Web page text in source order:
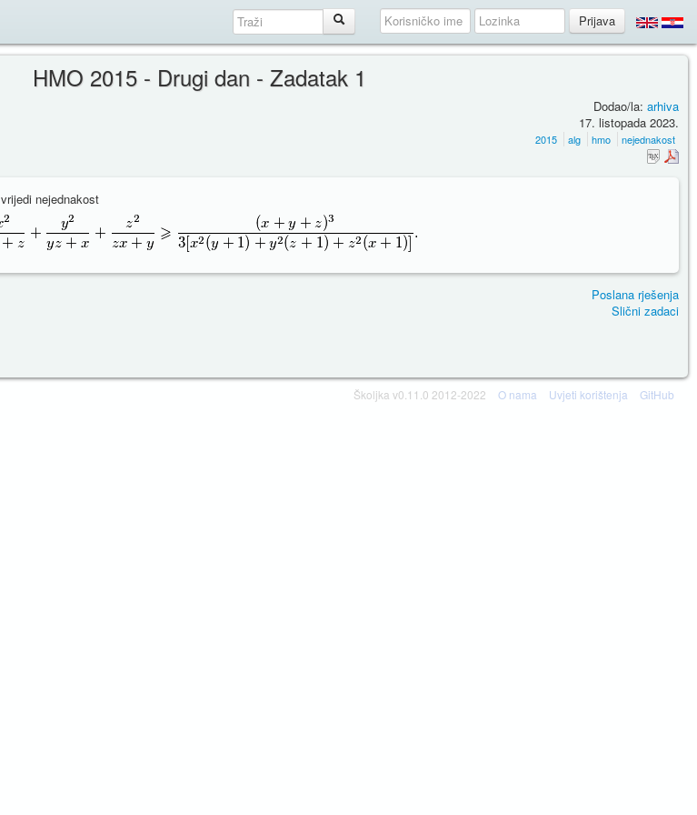
HMO 2015 - Drugi dan - Zadatak 1
Dodao/la: arhiva
17. listopada 2023.
2015 alg hmo nejednakost
vrijedi nejednakost
Poslana rješenja
Slični zadaci
Školjka v0.11.0 2012-2022 O nama Uvjeti korištenja GitHub